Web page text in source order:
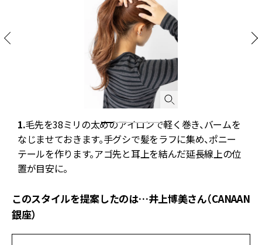
1.毛先を38ミリの太めのアイロンで軽く巻き、バームを
なじませておきます。手グシで髪をラフに集め、ポニー
テールを作ります。アゴ先と耳上を結んだ延長線上の位
置が目安に。
このスタイルを提案したのは…井上博美さん（CANAAN
銀座）